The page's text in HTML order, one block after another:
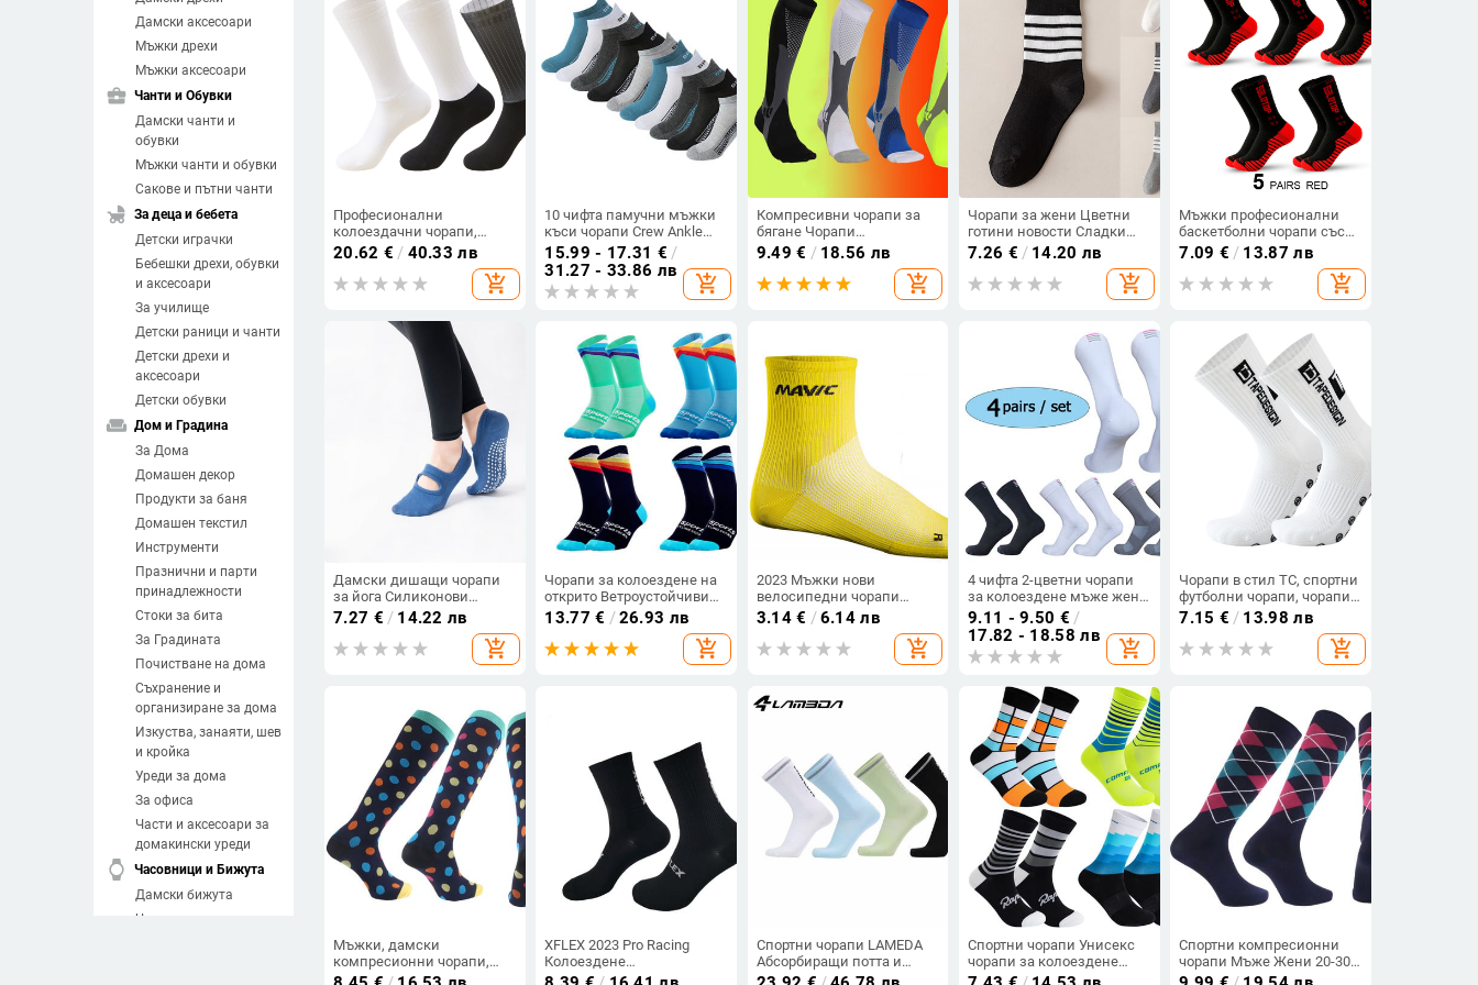
Дамски аксесоари
Мъжки дрехи
Мъжки аксесоари
business_center Чанти и Обувки
Дамски чанти и
обувки
Мъжки чанти и обувки
Сакове и пътни чанти
child_friendly За деца и бебета
Детски играчки
Бебешки дрехи, обувки
и аксесоари
За училище
Детски раници и чанти
Детски дрехи и
аксесоари
Детски обувки
weekend Дом и Градина
За Дома
Домашен декор
Продукти за баня
Домашен текстил
Инструменти
Празнични и парти
принадлежности
Стоки за бита
За Градината
Почистване на дома
Съхранение и
организиране за дома
Изкуства, занаяти, шев
и кройка
Уреди за дома
За офиса
Части и аксесоари за
домакински уреди
watch
Часовници и Бижута
Дамски бижута
Часовници
Професионални
колоездачни чорапи,
мъжки пневматични
чорапи, чорапи под
налягане, неплъзгащи се
силиконови чорапи, бели
шосейно колоездене на
20.62 € / 40.33 лв
add_shopping_cart
10 чифта памучни мъжки
къси чорапи Crew Ankle
Висококачествени
дишащи мрежести
спортни ежедневни
дамски летни ниско
15.99 - 17.31 € /
31.27 - 33.86 лв
add_shopping_cart
Компресивни чорапи за
бягане Чорапи
Велосипедни чорапи за
колоездене за мъже
Компресивни чорапи
Медицински чорапи за
9.49 € / 18.56 лв
add_shopping_cart
Чорапи за жени Цветни
готини новости Сладки
рокли Чорапи Унисекс
Колежански тенис
чорапогащник на цветни
7.26 € / 14.20 лв
add_shopping_cart
Мъжки професионални
баскетболни чорапи със
средна тръба, истински
мъжки спортни чорапи,
дълги чорапи,
абсорбиращи потта и
бадминтон
7.09 € / 13.87 лв
add_shopping_cart
Дамски дишащи чорапи
за йога Силиконови
неплъзгащи се чорапи за
пилатес Памучни чорапи
без гръб Дамски фитнес
танци Балет Спортни
7.27 € / 14.22 лв
add_shopping_cart
Чорапи за колоездене на
открито Ветроустойчиви
Coolmax Warm Weather Tall
Socks Crazy Basketball
Running Athletic Defeet
13.77 € /26.93 лв
add_shopping_cart
2023 Мъжки нови
велосипедни чорапи
Спортни чорапи за
монтиране на открито за
шосейни велосипедни
чорапи Чорапи за бягане
3.14€ /6.14 лв
add_shopping_cart
4 чифта 2-цветни чорапи
за колоездене мъже жени
със средна дължина,
подходящи за състезания
спорт колоездене
магистрали велосипеди
9.11 - 9.50 € /
17.82 - 18.58 лв
add_shopping_cart
Чорапи в стил TC, спортни
футболни чорапи, чорапи
против хлъзгане с лепило
за подметки, мъжки
чорапи с удебелени
7.15 € / 13.98 лв
add_shopping_cart
Мъжки, дамски
компресионни чорапи,
подходящи за спортни
XFLEX 2023 Pro Racing
Колоездене
компресионни чорапи
Спортни чорапи LAMEDA
Абсорбиращи потта и
дишащи чорапи за
Спортни чорапи Унисекс
чорапи за колоездене
Мъжки чорапи за спорт на
Спортни компресионни
чорапи Мъже Жени 20-30
Mmhg Най-добрите чорапи